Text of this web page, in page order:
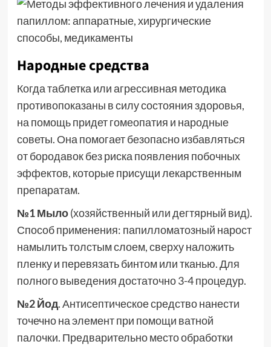
Народные средства
Когда таблетка или агрессивная методика
противопоказаны в силу состояния здоровья,
на помощь придет гомеопатия и народные
советы. Она помогает безопасно избавляться
от бородавок без риска появления побочных
эффектов, которые присущи лекарственным
препаратам.
№1 Мыло(хозяйственный или дегтярный вид).
Способ применения: папилломатозный нарост
намылить толстым слоем, сверху наложить
пленку и перевязать бинтом или тканью. Для
полного выведения достаточно 3-4 процедур.
№2 Йод. Антисептическое средство нанести
точечно на элемент при помощи ватной
палочки. Предварительно место обработки